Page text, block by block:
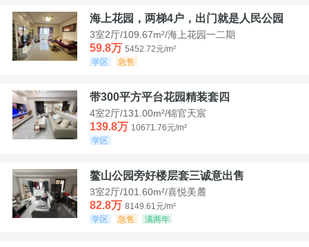
海上花园，两梯4户，出门就是人民公园
3室2厅/109.67m²/海上花园一二期
59.8万 5452.72元/m²
学区
急售
带300平方平台花园精装套四
4室2厅/131.00m²/锦官天宸
139.8万 10671.76元/m²
学区
鳌山公园旁好楼层套三诚意出售
3室2厅/101.60m²/喜悦美麓
82.8万 8149.61元/m²
学区
急售 满两年